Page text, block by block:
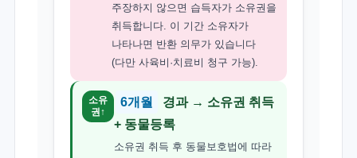
주장하지 않으면 습득자가 소유권을
취득합니다. 이 기간 소유자가
나타나면 반환 의무가 있습니다
(다만 사육비·치료비 청구 가능).
소유
권↑
6개월
경과 → 소유권 취득
+ 동물등록
소유권 취득 후 동물보호법에 따라